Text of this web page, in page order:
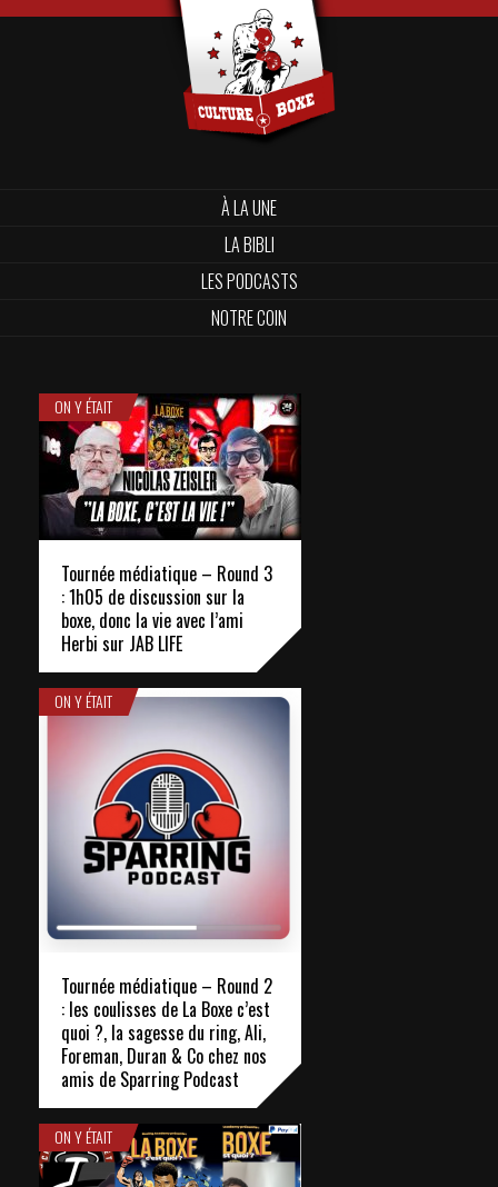
À LA UNE
LA BIBLI
LES PODCASTS
NOTRE COIN
ON Y ÉTAIT
Tournée médiatique – Round 3
: 1h05 de discussion sur la
boxe, donc la vie avec l’ami
Herbi sur JAB LIFE
ON Y ÉTAIT
Tournée médiatique – Round 2
: les coulisses de La Boxe c’est
quoi ?, la sagesse du ring, Ali,
Foreman, Duran & Co chez nos
amis de Sparring Podcast
ON Y ÉTAIT